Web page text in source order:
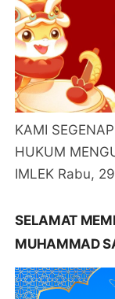
KAMI
HUKUM
IMLEK Rabu,
SELAMAT
MUHAMMAD